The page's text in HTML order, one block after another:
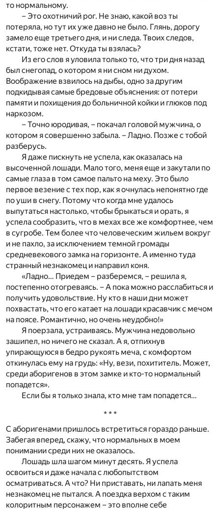
то нормальному.
– Это охотничий рог. Не знаю, какой воз ты
потеряла, но тут их уже давно не было. Глянь, дорогу
замело еще третьего дня, и ни следа. Твоих следов,
кстати, тоже нет. Откуда ты взялась?
Из его слов я уловила только то, что три дня назад
был снегопад, о котором я ни сном ни духом.
Воображение взвилось на дыбы, одно за другим
подкидывая самые бредовые объяснения: от потери
памяти и похищения до больничной койки и глюков под
наркозом.
– Точно юродивая, – покачал головой мужчина, о
котором я совершенно забыла. – Ладно. Позже с тобой
разберусь.
Я даже пискнуть не успела, как оказалась на
высоченной лошади. Мало того, меня еще и закутали по
самые глаза в том самое пальто на меху. Это было
первое везение с тех пор, как я очнулась непонятно где
по уши в снегу. Потому что когда мне удалось
выпутаться настолько, чтобы брыкаться и орать, я
успела сообразить, что в мехах все же комфортнее, чем
в сугробе. Тем более что человеческим жильем вокруг
и не пахло, за исключением темной громады
средневекового замка на горизонте. А именно туда
странный незнакомец и направил коня.
«Ладно… Приедем – разберемся, – решила я,
постепенно отогреваясь. – А пока можно расслабиться и
получить удовольствие. Ну кто в наши дни может
похвастать, что его катает на лошади красавчик с мечом
на поясе. Романтично, но очень неудобно!»
Я поерзала, устраиваясь. Мужчина недовольно
зашипел, но ничего не сказал. А я, отпихнув
упирающуюся в бедро рукоять меча, с комфортом
откинулась ему на грудь: «Ну, вези, похититель. Может,
среди аборигенов в этом замке и кто-то нормальный
попадется».
Если бы я только знала, кто мне там попадется…
* * *
С аборигенами пришлось встретиться гораздо раньше.
Забегая вперед, скажу, что нормальных в моем
понимании среди них не оказалось.
Лошадь шла шагом минут десять. Я успела
освоиться и даже начала с любопытством
осматриваться. А что? Ни приставать, ни лапать меня
незнакомец не пытался. А поездка верхом с таким
колоритным персонажем – это вполне себе